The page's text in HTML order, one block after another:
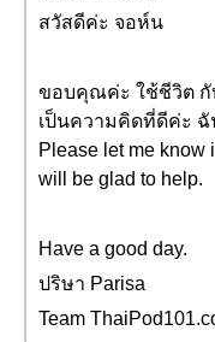
สวัสดีค่ะ จอห์น
ขอบคุณค่ะ ใช้ชีวิต กั
เป็นความคิดที่ดีค่ะ
Please let me know
will be glad to help.
Have a good day.
ปริษา Parisa
Team